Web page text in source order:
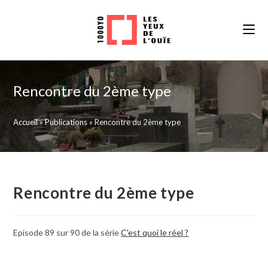
Rencontre du 2ème type
Accueil»Publications »Rencontre du 2ème type
Rencontre du 2ème type
Episode 89 sur 90 de la sérieC'est quoi le réel ?